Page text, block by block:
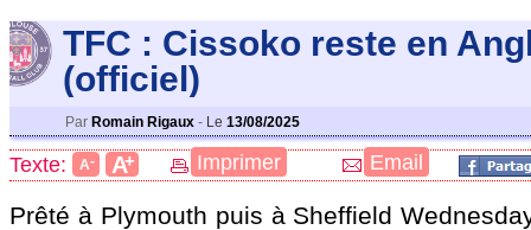
TFC : Cissoko reste en
(officiel)
Par Romain Rigaux - Le 13/08/2025
Texte: A- A+ Imprimer Email
Prêté à Plymouth puis à Sheffield